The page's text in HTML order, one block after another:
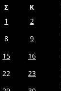
Σ
Κ
1
2
8
9
15
16
22
23